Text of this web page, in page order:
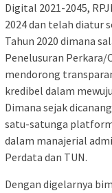
Digital 2021-2045,
2024 dan telah diatur
Tahun 2020 dimana
Penelusuran Perkara/
mendorong
kredibel dalam
Dimana sejak
satu-satunga
dalam manajerial
Perdata dan TUN.
Dengan digelarnya